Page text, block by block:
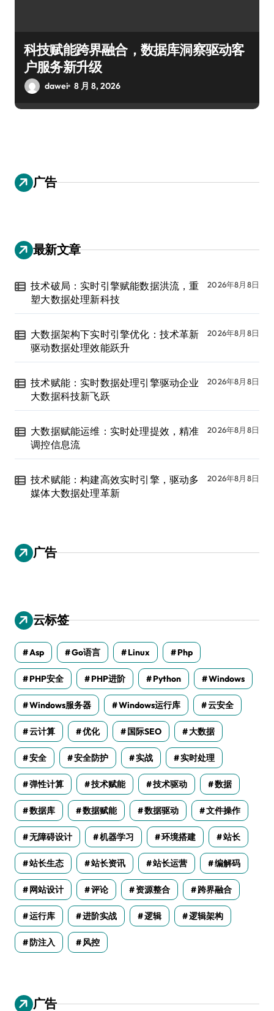
科技赋能跨界融合，数据库洞察驱动客
户服务新升级
dawei 8 月 8, 2026
广告
最新文章
技术破局：实时引擎赋能数据洪流，重
塑大数据处理新科技
2026年8月8日
大数据架构下实时引擎优化：技术革新
驱动数据处理效能跃升
2026年8月8日
技术赋能：实时数据处理引擎驱动企业
大数据科技新飞跃
2026年8月8日
大数据赋能运维：实时处理提效，精准
调控信息流
2026年8月8日
技术赋能：构建高效实时引擎，驱动多
媒体大数据处理革新
2026年8月8日
广告
云标签
Asp Go语言 Linux Php
PHP安全 PHP进阶 Python Windows
Windows服务器 Windows运行库 云安全
云计算 优化 国际SEO 大数据
安全 安全防护 实战 实时处理
弹性计算 技术赋能 技术驱动 数据
数据库 数据赋能 数据驱动 文件操作
无障碍设计 机器学习 环境搭建 站长
站长生态 站长资讯 站长运营 编解码
网站设计 评论 资源整合 跨界融合
运行库 进阶实战 逻辑 逻辑架构
防注入 风控
广告